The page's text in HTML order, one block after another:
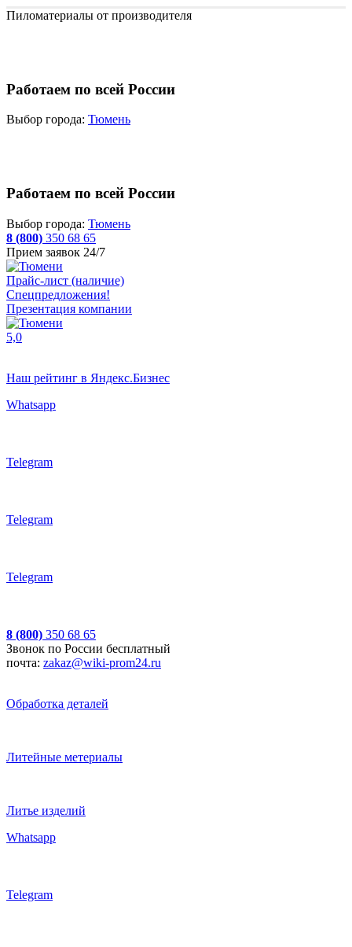
Пиломатериалы от производителя
Работаем по всей России
Выбор города: Тюмень
Работаем по всей России
Выбор города: Тюмень
8 (800) 350 68 65
Прием заявок 24/7
Прайс-лист (наличие)
Спецпредложения!
Презентация компании
5,0
Наш рейтинг в Яндекс.Бизнес
Whatsapp
Telegram
Telegram
Telegram
8 (800) 350 68 65
Звонок по России бесплатный
почта: zakaz@wiki-prom24.ru
Обработка деталей
Литейные метериалы
Литье изделий
Whatsapp
Telegram